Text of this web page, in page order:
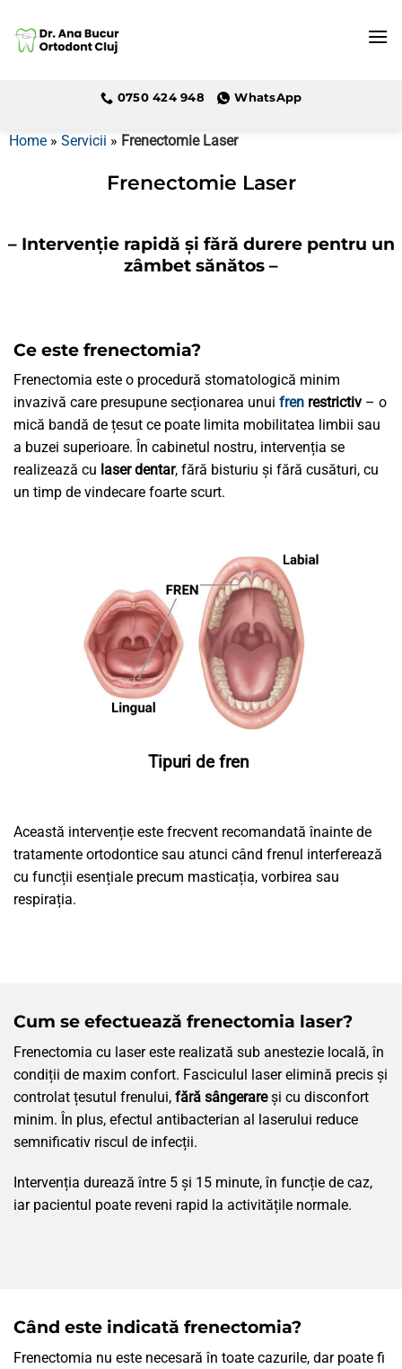
content
0750 424 948 WhatsApp
Home » Servicii » Frenectomie Laser
Frenectomie Laser
– Intervenție rapidă și fără durere pentru un
zâmbet sănătos –
Ce este frenectomia?
Frenectomia este o procedură stomatologică minim
invazivă care presupune secționarea unui fren restrictiv – o
mică bandă de țesut ce poate limita mobilitatea limbii sau
a buzei superioare. În cabinetul nostru, intervenția se
realizează cu laser dentar, fără bisturiu și fără cusături, cu
un timp de vindecare foarte scurt.
Tipuri de fren
Această intervenție este frecvent recomandată înainte de
tratamente ortodontice sau atunci când frenul interferează
cu funcții esențiale precum masticația, vorbirea sau
respirația.
Cum se efectuează frenectomia laser?
Frenectomia cu laser este realizată sub anestezie locală, în
condiții de maxim confort. Fasciculul laser elimină precis și
controlat țesutul frenului, fără sângerareși cu disconfort
minim. În plus, efectul antibacterian al laserului reduce
semnificativ riscul de infecții.
Intervenția durează între 5 și 15 minute, în funcție de caz,
iar pacientul poate reveni rapid la activitățile normale.
Când este indicată frenectomia?
Frenectomia nu este necesară în toate cazurile, dar poate fi